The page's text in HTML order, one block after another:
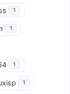
1
1
1
1